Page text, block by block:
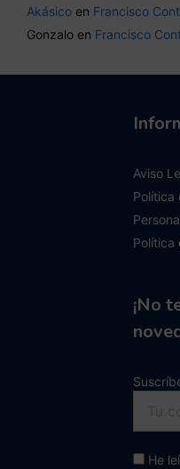
Akásico en Francisco
Gonzalo en Francisco
Aviso
Política
Política
¡No
He